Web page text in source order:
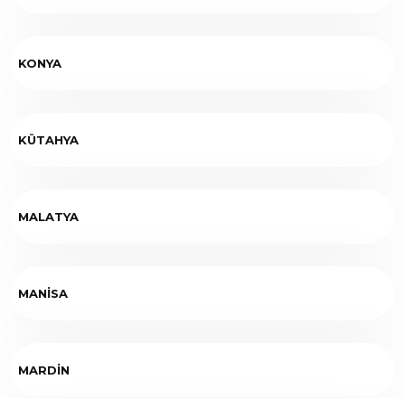
KONYA
KÜTAHYA
MALATYA
MANİSA
MARDİN